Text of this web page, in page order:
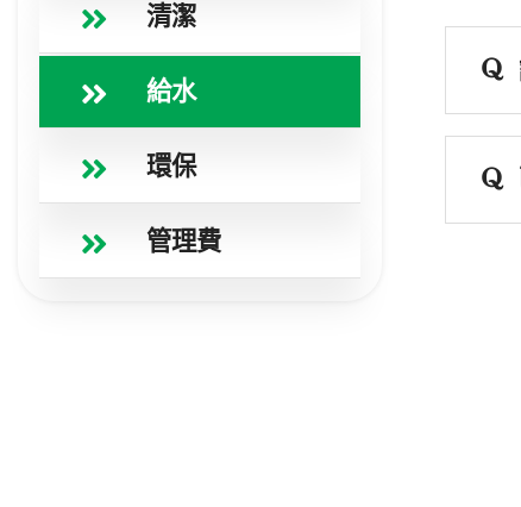
清潔
給水
環保
管理費